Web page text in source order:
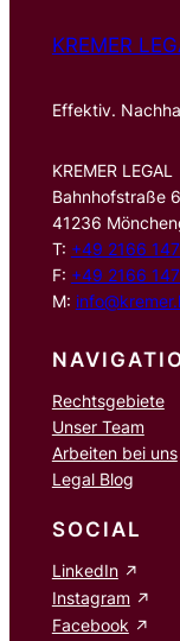
KREMER
Effektiv.
KREMER LEGAL
Bahnhofstraße
41236
T: +49 2166
F: +49 2166
M:
Rechtsgebiete
Unser Team
Arbeiten bei uns
Legal Blog
SOCIAL
LinkedIn
Instagram
Facebook